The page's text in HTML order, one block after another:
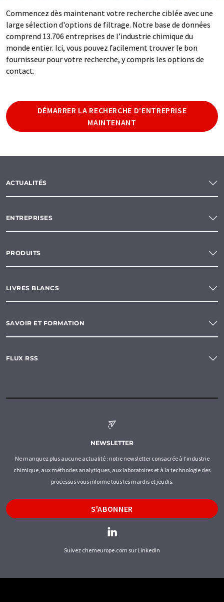
Commencez dès maintenant votre recherche ciblée avec une
large sélection d'options de filtrage. Notre base de données
comprend 13.706 entreprises de l’industrie chimique du
monde entier. Ici, vous pouvez facilement trouver le bon
fournisseur pour votre recherche, y compris les options de
contact.
DÉMARRER LA RECHERCHE D'ENTREPRISE
MAINTENANT
ACTUALITÉS
ENTREPRISES
PRODUITS
LIVRES BLANCS
SAVOIR ET FORMATION
FLUX RSS
NEWSLETTER
Ne manquez plus aucune actualité : notre newsletter consacrée à l'industrie
chimique, aux méthodes analytiques, aux laboratoires et à la technologie des
processus vous informe tous les mardis et jeudis.
S'ABONNER
Suivez chemeurope.com sur LinkedIn